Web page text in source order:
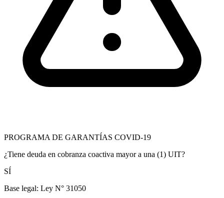
PROGRAMA DE GARANTÍAS COVID-19
¿Tiene deuda en cobranza coactiva mayor a una (1) UIT?
SÍ
Base legal: Ley N° 31050